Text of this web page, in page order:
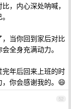
，内心深处呐喊，
当你回到家后对比
全身充满动力。
年后回来上班的时
你会感谢我的。😄
52